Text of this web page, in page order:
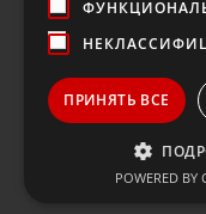
ПРИНЯТЬ ВСЕ
POWERED BY